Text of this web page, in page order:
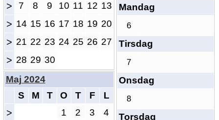
> 7 8 9 10 11 12 13
> 14 15 16 17 18 19 20
> 21 22 23 24 25 26 27
> 28 29 30
Mandag
6
Tirsdag
7
Onsdag
8
Torsdag
Maj 2024
S
M T O T F L
> 1 2 3 4